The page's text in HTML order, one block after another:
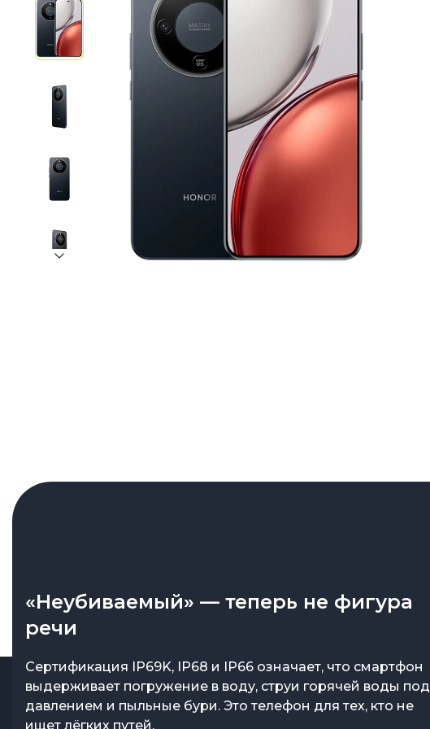
iPhone 12
iPhone 11
iPhone SE
Poco
«Неубиваемый» — теперь не фигура
речи
Сертификация IP69K, IP68 и IP66 означает, что смартфон
выдерживает погружение в воду, струи горячей воды под
давлением и пыльные бури. Это телефон для тех, кто не
ищет лёгких путей.